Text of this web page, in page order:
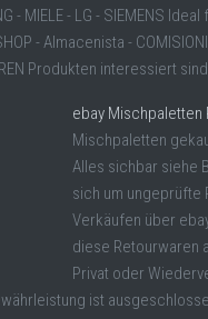
- MIELE - LG - SIEMENS Ideal
- Almacenista -
Produkten interessiert
ebay Mischpaletten
Mischpaletten
Alles sichbar siehe
sich um ungeprüfte
Verkäufen über
diese Retourwaren
Privat oder
ist